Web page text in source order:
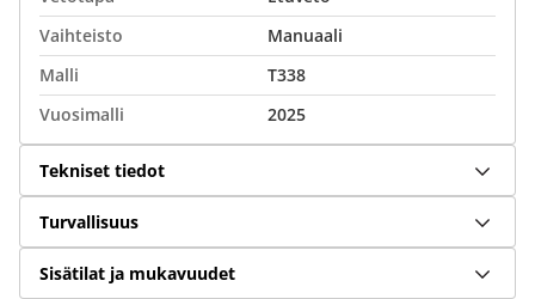
Vaihteisto
Manuaali
Malli
T338
Vuosimalli
2025
Tekniset tiedot
Turvallisuus
Sisätilat ja mukavuudet